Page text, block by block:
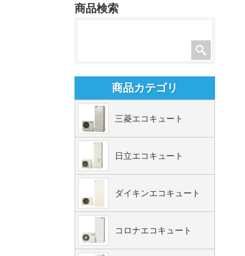
商品検索
商品カテゴリ
三菱エコキュート
日立エコキュート
ダイキンエコキュート
コロナエコキュート